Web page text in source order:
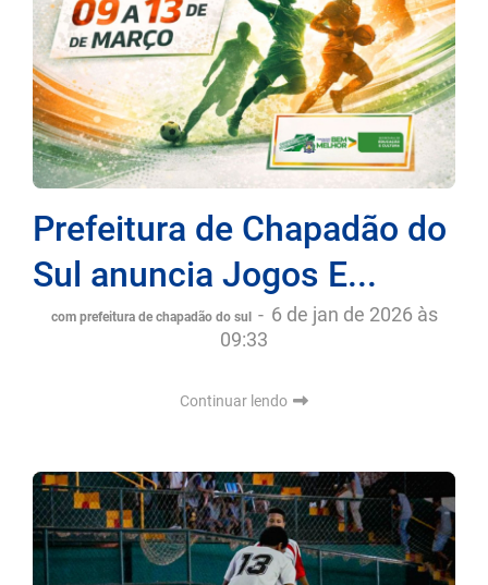
Prefeitura de Chapadão do
Sul anuncia Jogos E...
com prefeitura de chapadão do sul - 6 de jan de 2026 às
09:33
Continuar lendo